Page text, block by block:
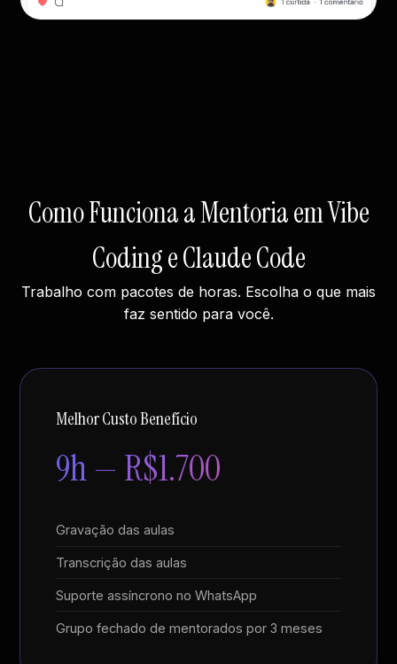
Como Funciona a Mentoria em Vibe
Coding e Claude Code
Trabalho com pacotes de horas. Escolha o que mais
faz sentido para você.
Melhor Custo Benefício
9h — R$1.700
Gravação das aulas
Transcrição das aulas
Suporte assíncrono no WhatsApp
Grupo fechado de mentorados por 3 meses